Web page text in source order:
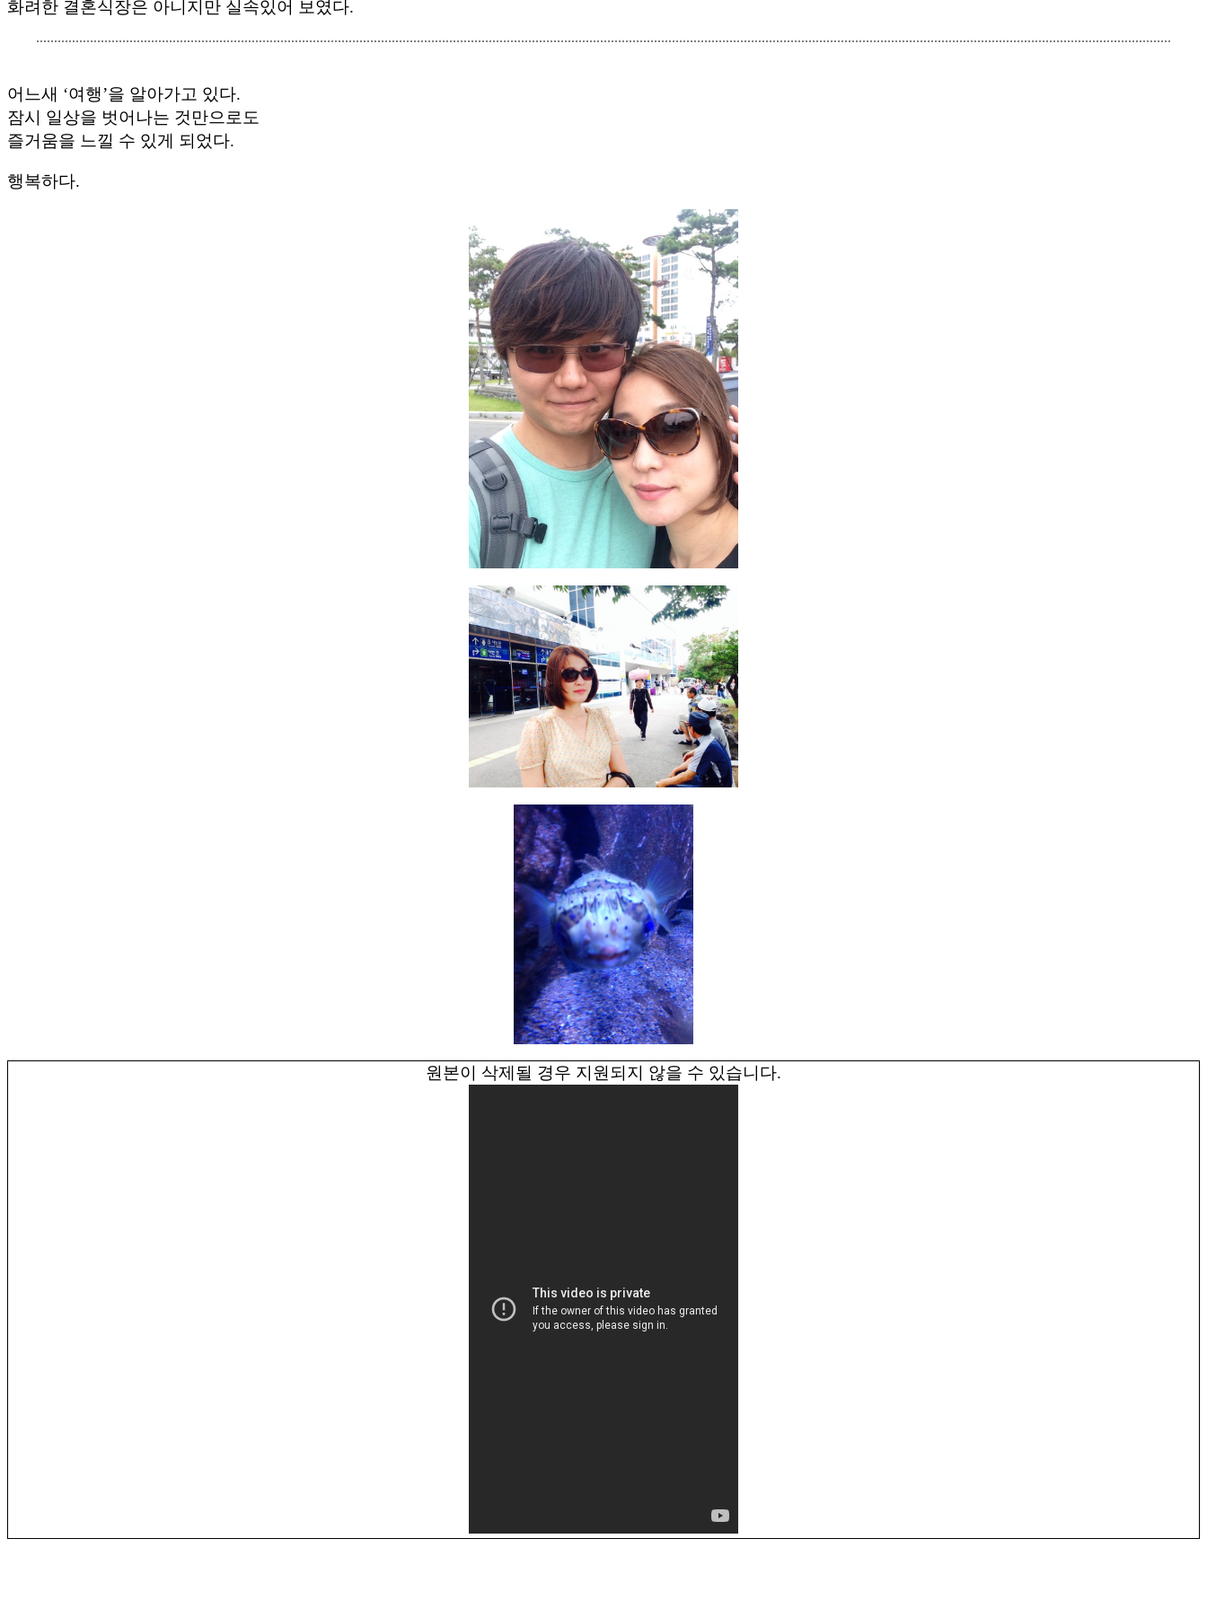
화려한 결혼식장은 아니지만 실속있어 보였다.
어느새 ‘여행’을 알아가고 있다.
잠시 일상을 벗어나는 것만으로도
즐거움을 느낄 수 있게 되었다.
행복하다.
원본이 삭제될 경우 지원되지 않을 수 있습니다.